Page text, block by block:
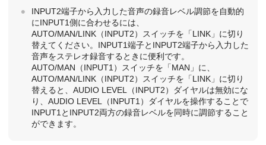
INPUT2端子から入力した音声の録音レベル調節を自動的
にINPUT1側に合わせるには、
AUTO/MAN/LINK（INPUT2）スイッチを「LINK」に切り
替えてください。INPUT1端子とINPUT2端子から入力した
音声をステレオ録音するときに便利です。
AUTO/MAN（INPUT1）スイッチを「MAN」に、
AUTO/MAN/LINK（INPUT2）スイッチを「LINK」に切り
替えると、AUDIO LEVEL（INPUT2）ダイヤルは無効にな
り、AUDIO LEVEL（INPUT1）ダイヤルを操作することで
INPUT1とINPUT2両方の録音レベルを同時に調節すること
ができます。